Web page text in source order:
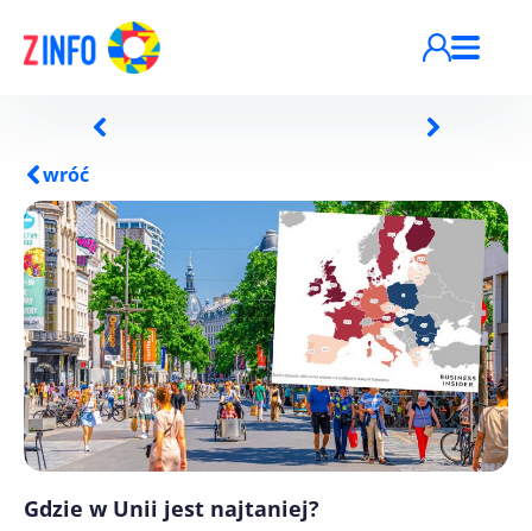
wróć
Gdzie w Unii jest najtaniej?